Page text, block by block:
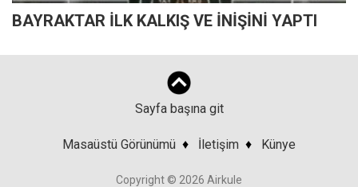
BAYRAKTAR İLK KALKIŞ VE İNİŞİNİ YAPTI
Sayfa başına git
Masaüstü Görünümü ♦ İletişim ♦ Künye
Copyright © 2026 Airkule